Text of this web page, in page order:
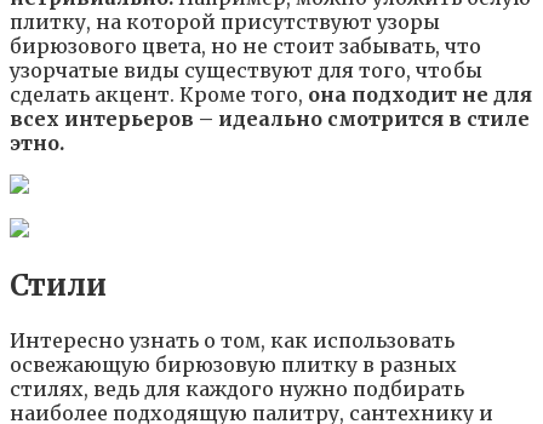
плитку, на которой присутствуют узоры
бирюзового цвета, но не стоит забывать, что
узорчатые виды существуют для того, чтобы
сделать акцент. Кроме того, она подходит не для
всех интерьеров – идеально смотрится в стиле
этно.
Стили
Интересно узнать о том, как использовать
освежающую бирюзовую плитку в разных
стилях, ведь для каждого нужно подбирать
наиболее подходящую палитру, сантехнику и